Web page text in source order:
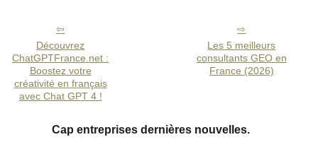
Découvrez
ChatGPTFrance.net :
Boostez votre
créativité en français
avec Chat GPT 4 !
Les 5 meilleurs
consultants GEO en
France (2026)
Cap entreprises dernières nouvelles.